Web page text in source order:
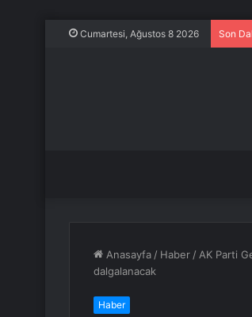
Cumartesi, Ağustos 8 2026 Son
Anasayfa / Haber / AK Parti
dalgalanacak
Haber